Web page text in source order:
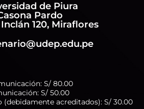
de Piura
Pardo
120, Miraflores
S/ 80.00
S/ 50.00
(debidamente acreditados): S/ 30.00